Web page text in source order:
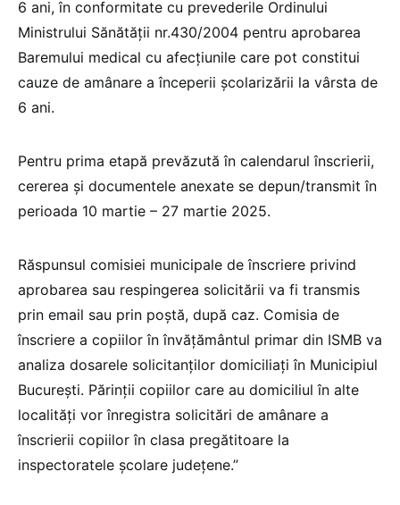
6 ani, în conformitate cu prevederile Ordinului
Ministrului Sănătății nr.430/2004 pentru aprobarea
Baremului medical cu afecțiunile care pot constitui
cauze de amânare a începerii școlarizării la vârsta de
6 ani.
Pentru prima etapă prevăzută în calendarul înscrierii,
cererea și documentele anexate se depun/transmit în
perioada 10 martie – 27 martie 2025.
Răspunsul comisiei municipale de înscriere privind
aprobarea sau respingerea solicitării va fi transmis
prin email sau prin poștă, după caz. Comisia de
înscriere a copiilor în învățământul primar din ISMB va
analiza dosarele solicitanților domiciliați în Municipiul
București. Părinții copiilor care au domiciliul în alte
localități vor înregistra solicitări de amânare a
înscrierii copiilor în clasa pregătitoare la
inspectoratele școlare județene.”